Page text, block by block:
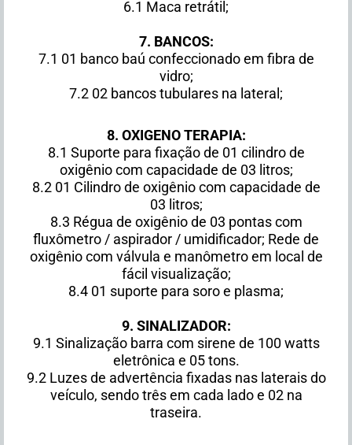
6.1 Maca retrátil;
7. BANCOS:
7.1 01 banco baú confeccionado em fibra de
vidro;
7.2 02 bancos tubulares na lateral;
8. OXIGENO TERAPIA:
8.1 Suporte para fixação de 01 cilindro de
oxigênio com capacidade de 03 litros;
8.2 01 Cilindro de oxigênio com capacidade de
03 litros;
8.3 Régua de oxigênio de 03 pontas com
fluxômetro / aspirador / umidificador; Rede de
oxigênio com válvula e manômetro em local de
fácil visualização;
8.4 01 suporte para soro e plasma;
9. SINALIZADOR:
9.1 Sinalização barra com sirene de 100 watts
eletrônica e 05 tons.
9.2 Luzes de advertência fixadas nas laterais do
veículo, sendo três em cada lado e 02 na
traseira.